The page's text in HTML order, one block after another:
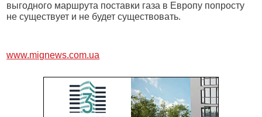
выгодного маршрута поставки газа в Европу попросту
не существует и не будет существовать.
www.mignews.com.ua